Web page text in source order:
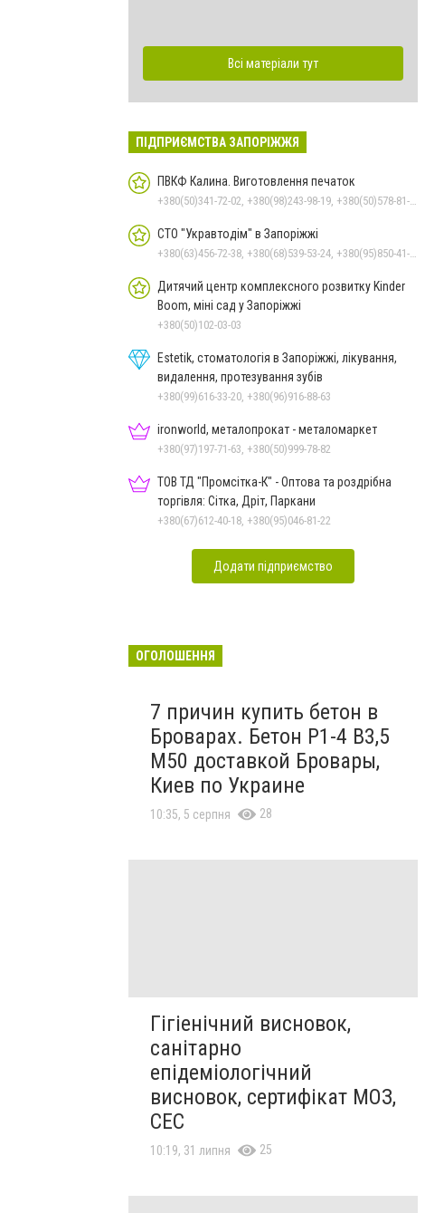
Всі матеріали тут
ПІДПРИЄМСТВА ЗАПОРІЖЖЯ
ПВКФ Калина. Виготовлення печаток
СТО "Укравтодім" в Запоріжжі
Дитячий центр комплексного розвитку Kinder
Boom, міні сад у Запоріжжі
+380(50)102-03-03
Estetik, стоматологія в Запоріжжі, лікування,
видалення, протезування зубів
+380(99)616-33-20, +380(96)916-88-63
ironworld, металопрокат - металомаркет
+380(97)197-71-63, +380(50)999-78-82
ТОВ ТД "Промсітка-К" - Оптова та роздрібна
торгівля: Сітка, Дріт, Паркани
+380(67)612-40-18, +380(95)046-81-22
Додати підприємство
ОГОЛОШЕННЯ
7 причин купить бетон в
Броварах. Бетон Р1-4 В3,5
M50 доставкой Бровары,
Киев по Украине
10:35, 5 серпня 28
Гігіенічний висновок,
санітарно
епідеміологічний
висновок, сертифікат МОЗ,
СЕС
10:19, 31 липня 25